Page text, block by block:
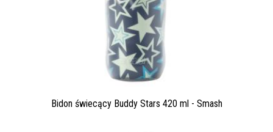
Bidon świecący Buddy Stars 420 ml - Smash